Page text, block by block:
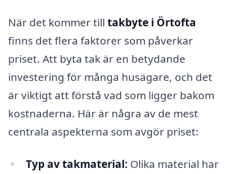
När det kommer till takbyte i Örtofta
finns det flera faktorer som påverkar
priset. Att byta tak är en betydande
investering för många husägare, och det
är viktigt att förstå vad som ligger bakom
kostnaderna. Här är några av de mest
centrala aspekterna som avgör priset:
Typ av takmaterial: Olika material har